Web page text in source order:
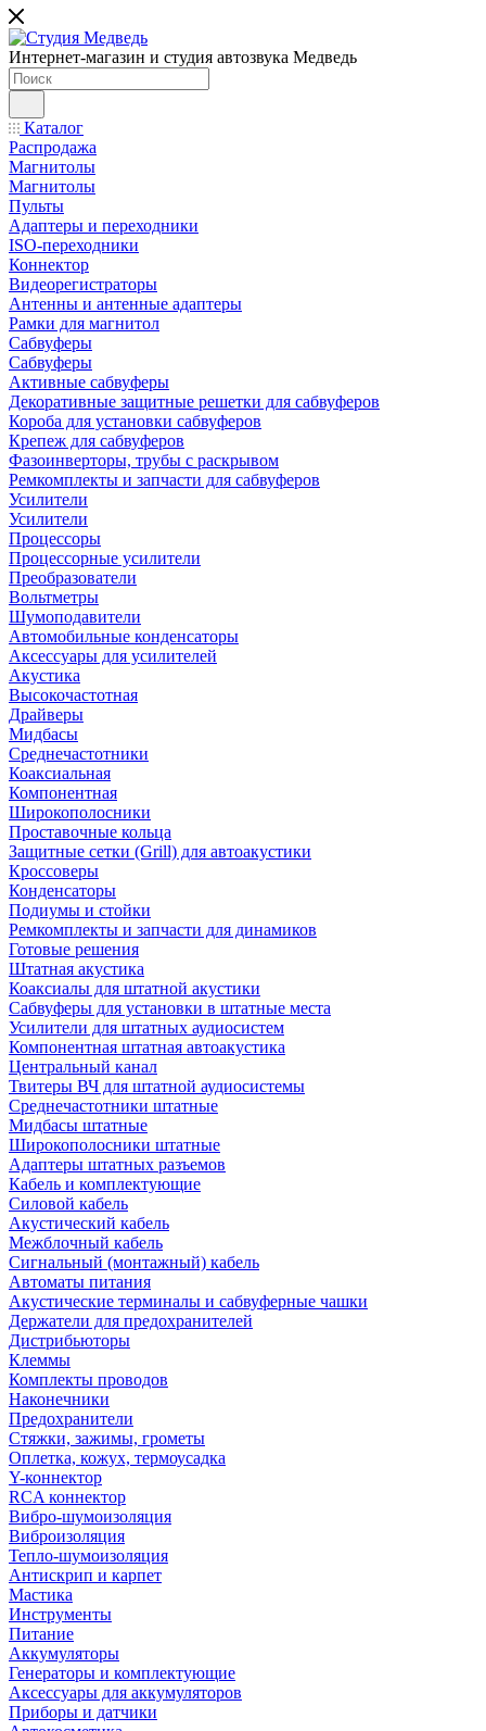
Интернет-магазин и студия автозвука Медведь
Каталог
Распродажа
Магнитолы
Магнитолы
Пульты
Адаптеры и переходники
ISO-переходники
Коннектор
Видеорегистраторы
Антенны и антенные адаптеры
Рамки для магнитол
Сабвуферы
Сабвуферы
Активные сабвуферы
Декоративные защитные решетки для сабвуферов
Короба для установки сабвуферов
Крепеж для сабвуферов
Фазоинверторы, трубы с раскрывом
Ремкомплекты и запчасти для сабвуферов
Усилители
Усилители
Процессоры
Процессорные усилители
Преобразователи
Вольтметры
Шумоподавители
Автомобильные конденсаторы
Аксессуары для усилителей
Акустика
Высокочастотная
Драйверы
Мидбасы
Среднечастотники
Коаксиальная
Компонентная
Широкополосники
Проставочные кольца
Защитные сетки (Grill) для автоакустики
Кроссоверы
Конденсаторы
Подиумы и стойки
Ремкомплекты и запчасти для динамиков
Готовые решения
Штатная акустика
Коаксиалы для штатной акустики
Сабвуферы для установки в штатные места
Усилители для штатных аудиосистем
Компонентная штатная автоакустика
Центральный канал
Твитеры ВЧ для штатной аудиосистемы
Среднечастотники штатные
Мидбасы штатные
Широкополосники штатные
Адаптеры штатных разъемов
Кабель и комплектующие
Силовой кабель
Акустический кабель
Межблочный кабель
Сигнальный (монтажный) кабель
Автоматы питания
Акустические терминалы и сабвуферные чашки
Держатели для предохранителей
Дистрибьюторы
Клеммы
Комплекты проводов
Наконечники
Предохранители
Стяжки, зажимы, грометы
Оплетка, кожух, термоусадка
Y-коннектор
RCA коннектор
Вибро-шумоизоляция
Виброизоляция
Тепло-шумоизоляция
Антискрип и карпет
Мастика
Инструменты
Питание
Аккумуляторы
Генераторы и комплектующие
Аксессуары для аккумуляторов
Приборы и датчики